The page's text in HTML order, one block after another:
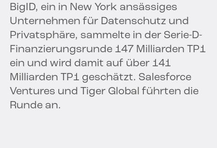
BigID, ein in New York ansässiges
Unternehmen für Datenschutz und
Privatsphäre, sammelte in der Serie-D-
Finanzierungsrunde 147 Milliarden TP1
ein und wird damit auf über 141
Milliarden TP1 geschätzt. Salesforce
Ventures und Tiger Global führten die
Runde an.